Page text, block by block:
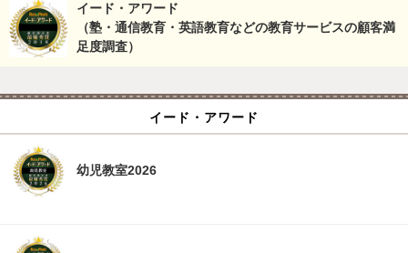
イード・アワード
（塾・通信教育・英語教育などの教育サービスの顧客満
足度調査）
イード・アワード
幼児教室2026